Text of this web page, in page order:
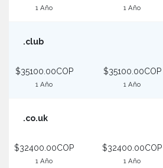
1 Año 1 Año
.club
$35100.00COP
1 Año
$35100.00COP
1 Año
.co.uk
$32400.00COP
1 Año
$32400.00COP
1 Año